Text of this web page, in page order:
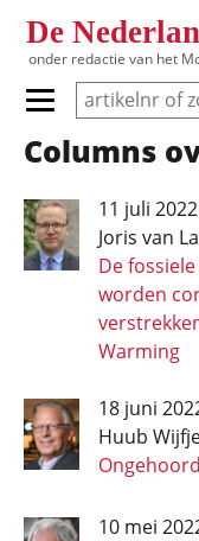
De
onder redactie van het
Primair menu tonen/
Hoofdnavigatie
Columns
11 juli 2022
Joris van
De
worden
Warming
18 juni
Huub
10 mei